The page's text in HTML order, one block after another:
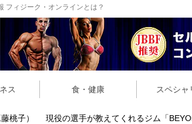
ィジーク・オンラインとは？
ス 食・健康 スペシャ
桃子）
現役の選手が教えてくれるジム「